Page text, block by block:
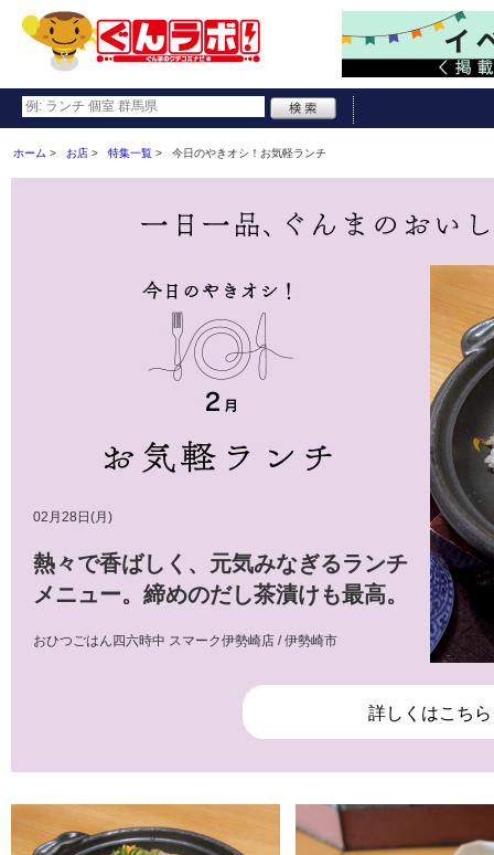
ホーム お店 特集一覧 今日のやきオシ！お気軽ランチ
02月28日(月)
熱々で香ばしく、元気みなぎるランチ
メニュー。締めのだし茶漬けも最高。
おひつごはん四六時中 スマーク伊勢崎店 / 伊勢崎市
詳しくはこちら